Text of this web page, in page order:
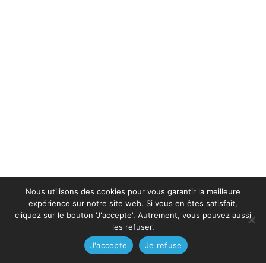
Nous utilisons des cookies pour vous garantir la meilleure
expérience sur notre site web. Si vous en êtes satisfait,
cliquez sur le bouton 'J'accepte'. Autrement, vous pouvez aussi
les refuser.
J'accepte
Je refuse